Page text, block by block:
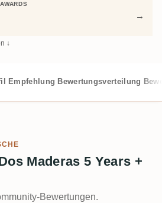
→
↓
Empfehlung Bewertungsverteilung
Maderas 5 Years +
Bewertungen.